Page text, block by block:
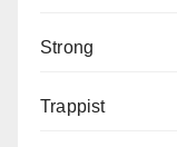
Strong
Trappist